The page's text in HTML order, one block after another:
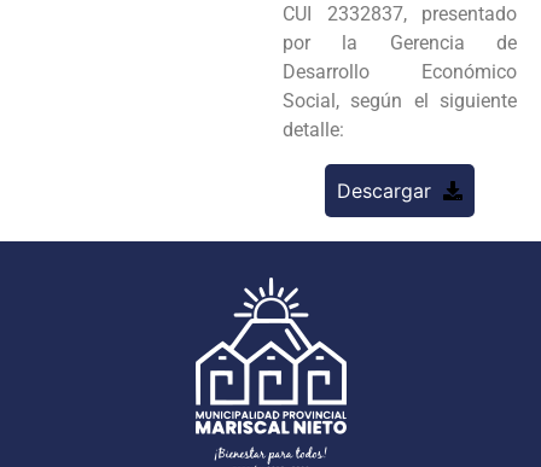
CUI 2332837, presentado
por la Gerencia de
Desarrollo Económico
Social, según el siguiente
detalle:
Descargar